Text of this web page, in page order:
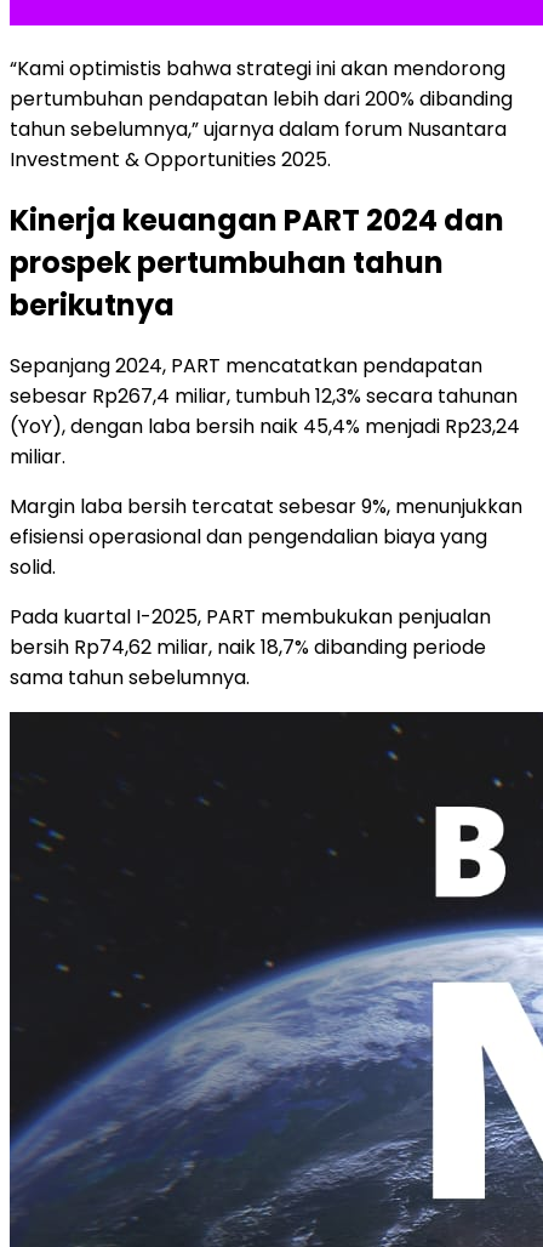
“Kami optimistis bahwa strategi ini akan mendorong
pertumbuhan pendapatan lebih dari 200% dibanding
tahun sebelumnya,” ujarnya dalam forum Nusantara
Investment & Opportunities 2025.
Kinerja keuangan PART 2024 dan
prospek pertumbuhan tahun
berikutnya
Sepanjang 2024, PART mencatatkan pendapatan
sebesar Rp267,4 miliar, tumbuh 12,3% secara tahunan
(YoY), dengan laba bersih naik 45,4% menjadi Rp23,24
miliar.
Margin laba bersih tercatat sebesar 9%, menunjukkan
efisiensi operasional dan pengendalian biaya yang
solid.
Pada kuartal I-2025, PART membukukan penjualan
bersih Rp74,62 miliar, naik 18,7% dibanding periode
sama tahun sebelumnya.